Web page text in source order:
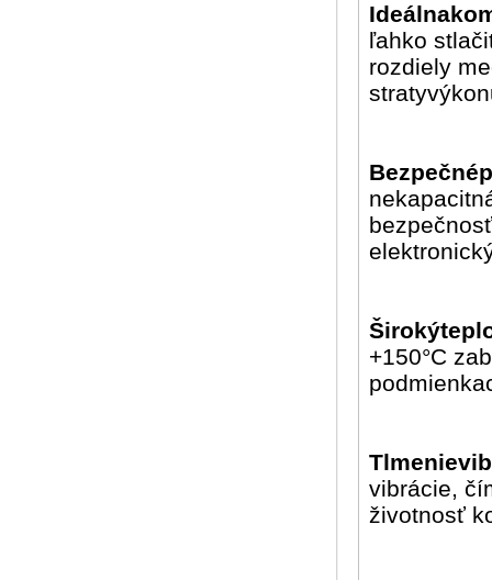
ľahko
rozdiely
+150°C
vibrácie,
životnosť